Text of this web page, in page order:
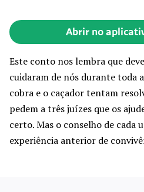
Abrir no
Este conto nos lembra que
cuidaram de nós durante toda
cobra e o caçador tentam
pedem a três juízes que os
certo. Mas o conselho de cada
experiência anterior de